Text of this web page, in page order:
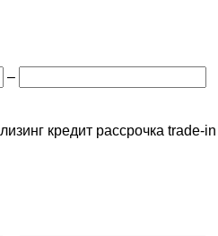
–
лизинг кредит рассрочка trade-in